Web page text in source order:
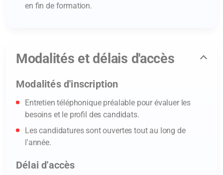
en fin de formation.
Modalités et délais d'accès
Modalités d'inscription
Entretien téléphonique préalable pour évaluer les
besoins et le profil des candidats.
Les candidatures sont ouvertes tout au long de
l'année.
Délai d'accès